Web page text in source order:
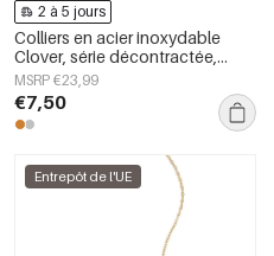
2 à 5 jours
Colliers en acier inoxydable
Clover, série décontractée,
simple et quotidienne, bijoux
pour femmes
MSRP €23,99
€7,50
Entrepôt de l'UE